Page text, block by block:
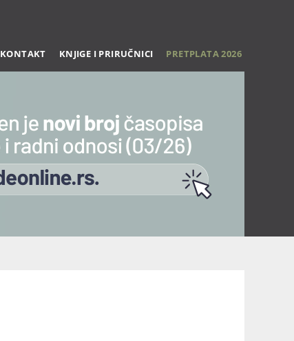
KONTAKT KNJIGE I PRIRUČNICI PRETPLATA 2026